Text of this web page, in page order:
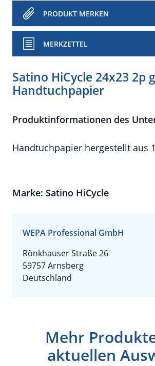
PRODUKT MERKEN
MERKZETTEL
Satino HiCycle 24x23 2p
Handtuchpapier
Produktinformationen des
Handtuchpapier hergestellt aus
Marke: Satino HiCycle
WEPA Professional GmbH
Rönkhauser Straße 26
59757 Arnsberg
Deutschland
Mehr
aktuellen